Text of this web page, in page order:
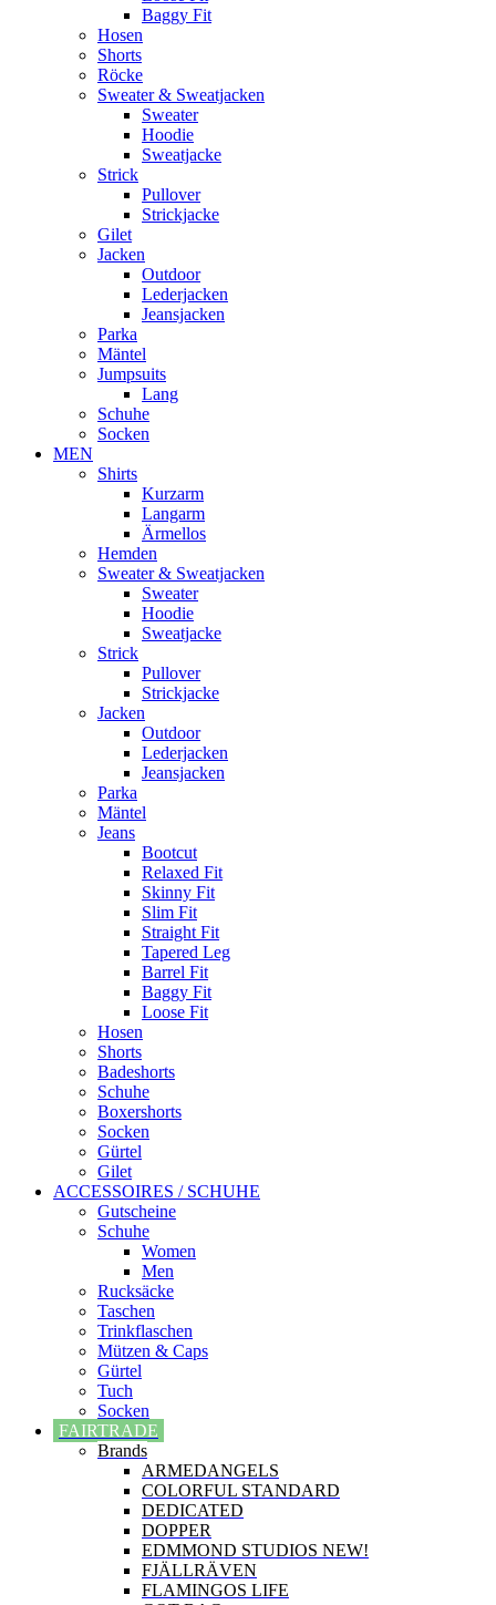
Baggy Fit
Hosen
Shorts
Röcke
Sweater & Sweatjacken
Sweater
Hoodie
Sweatjacke
Strick
Pullover
Strickjacke
Gilet
Jacken
Outdoor
Lederjacken
Jeansjacken
Parka
Mäntel
Jumpsuits
Lang
Schuhe
Socken
MEN
Shirts
Kurzarm
Langarm
Ärmellos
Hemden
Sweater & Sweatjacken
Sweater
Hoodie
Sweatjacke
Strick
Pullover
Strickjacke
Jacken
Outdoor
Lederjacken
Jeansjacken
Parka
Mäntel
Jeans
Bootcut
Relaxed Fit
Skinny Fit
Slim Fit
Straight Fit
Tapered Leg
Barrel Fit
Baggy Fit
Loose Fit
Hosen
Shorts
Badeshorts
Schuhe
Boxershorts
Socken
Gürtel
Gilet
ACCESSOIRES / SCHUHE
Gutscheine
Schuhe
Women
Men
Rucksäcke
Taschen
Trinkflaschen
Mützen & Caps
Gürtel
Tuch
Socken
FAIRTRADE
Brands
ARMEDANGELS
COLORFUL STANDARD
DEDICATED
DOPPER
EDMMOND STUDIOS NEW!
FJÄLLRÄVEN
FLAMINGOS LIFE